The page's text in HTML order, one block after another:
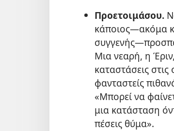
Προετοιμάσου.
κάποιος​—ακόμα
Μια νεαρή, η Έριν,
καταστάσεις
φανταστείς
«Μπορεί να
μια κατάσταση
πέσεις θύμα».